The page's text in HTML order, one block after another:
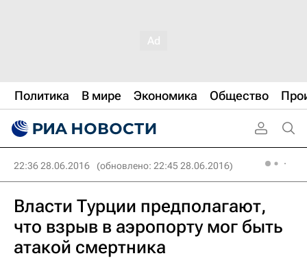
Политика В мире Экономика Общество
22:36 28.06.2016 (обновлено: 22:45 28.06.2016)
Власти Турции предполагают,
что взрыв в аэропорту мог быть
атакой смертника